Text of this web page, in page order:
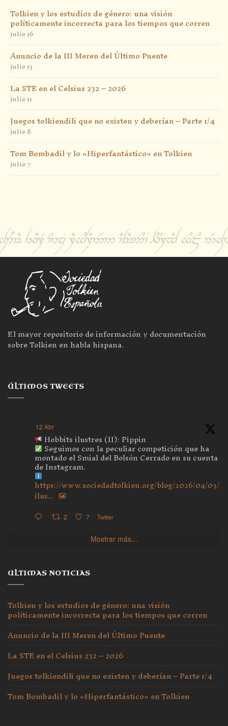
Tolkien y los estudios de género: una visión
políticamente incorrecta para los tiempos que corren
julio 16
Anuncio de la III Meren del Último Puente
julio 13
La STE en el Celsius 232 – 2026
julio 11
Juegos tolkiendili que no existen y deberían – Parte 1/4
julio 8
Tom Bombadil y lo «Hiperfantástico» en Tolkien
julio 7
El mayor repositorio de información y documentación
sobre Tolkien en habla hispana.
ÚLTIMOS TWEETS
12 Abr
Hobbits ilustres (II): Pippin
Seguimos con la peculiar competición que ha
montado el Smial del Bolsón Cerrado en su cuenta
de Instagram.
https://www.sociedadtolkien.org/blog/2026/04/03/
ilus...
2 7 Twitter
Mostrar más...
ULTIMAS NOTICIAS
Tolkien y los estudios de género: una visión
políticamente incorrecta para los tiempos que corren
Anuncio de la III Meren del Último Puente
La STE en el Celsius 232 – 2026
Juegos tolkiendili que no existen y deberían – Parte 1/4
Tom Bombadil y lo «Hiperfantástico» en Tolkien